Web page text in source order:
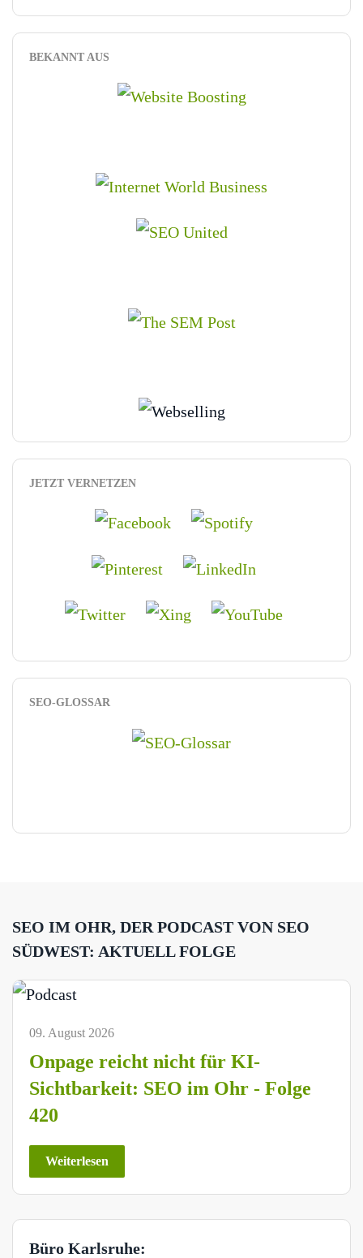
BEKANNT AUS
JETZT VERNETZEN
SEO-GLOSSAR
SEO IM OHR, DER PODCAST VON SEO
SÜDWEST: AKTUELL FOLGE
09. August 2026
Onpage reicht nicht für KI-
Sichtbarkeit: SEO im Ohr - Folge
420
Weiterlesen
Büro Karlsruhe: